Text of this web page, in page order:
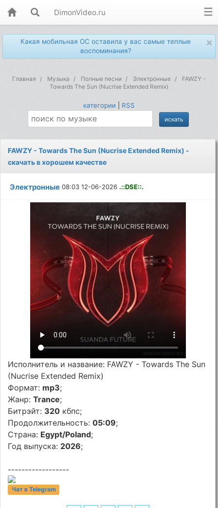
DimonVideo.ru
×
Какая мобильная ОС оставила у вас самые теплые
воспоминания?
Главная Музыка Полные песни Электронные
FAWZY -
Towards The Sun (Nucrise Extended Remix)
категории RSS
FAWZY - Towards The Sun (Nucrise Extended Remix) -
скачать в хорошем качестве
Электронные 08:03 12-06-2026 .::DSE::.
Исполнитель и название: FAWZY - Towards The Sun
(Nucrise Extended Remix)
Формат: mp3;
Жанр:Trance;
Битрэйт: 320 кбпс;
Продолжительность:05:09;
Страна: Egypt/Poland;
Год выпуска: 2026;
------------------
Чат в Telegram